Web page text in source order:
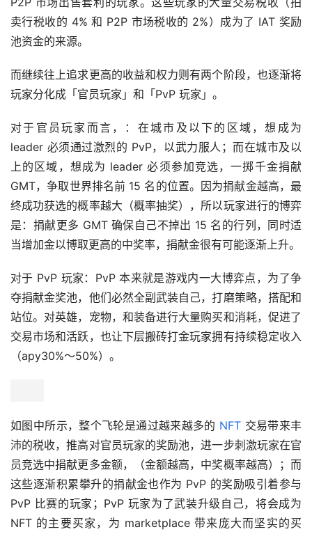
卖行税收的 4% 和 P2P 市场税收的 2%）成为了 IAT 奖励
池资金的来源。
而继续往上追求更高的收益和权力则有两个阶段，也逐渐将
玩家分化成「官员玩家」和「PvP 玩家」。
对于官员玩家而言，：在城市及以下的区域，想成为
leader 必须通过激烈的 PvP，以武力服人；而在城市及以
上的区域，想成为 leader 必须参加竞选，一掷千金捐献
GMT，争取世界排名前 15 名的位置。因为捐献金越高，最
终成功获选的概率越大（概率抽奖），所以玩家进行的博弈
是：捐献更多 GMT 确保自己不掉出 15 名的行列，同时适
当增加金以博取更高的中奖率，捐献金很有可能逐渐上升。
对于 PvP 玩家：PvP 本来就是游戏内一大博弈点，为了争
夺捐献金奖池，他们必然全副武装自己，打磨策略，搭配和
站位。对英雄，宠物，和装备进行大量购买和消耗，促进了
交易市场和活跃，也让下层搬砖打金玩家拥有持续稳定收入
（apy30%～50%）。
如图中所示，整个飞轮是通过越来越多的 NFT 交易带来丰
沛的税收，推高对官员玩家的奖励池，进一步刺激玩家在官
员竞选中捐献更多金额，（金额越高，中奖概率越高）；而
这些逐渐积累攀升的捐献金也作为 PvP 的奖励吸引着参与
PvP 比赛的玩家；PvP 玩家为了武装升级自己，将会成为
NFT 的主要买家，为 marketplace 带来庞大而坚实的买